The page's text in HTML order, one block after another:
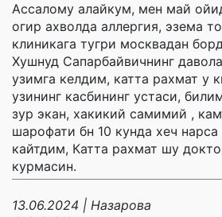
Ассалому алайкум, мен май
огир ахволда аллергия, эзема
клиникага тугри москвадан
Хушнуд Сапарбайвичнинг
узимга келдим, катта рахмат у
узининг касбининг устаси,
зур экан, хакикий самимий ,
шарофати бн 10 кунда хеч нарса
кайтдим, Катта рахмат шу
курмасин.
13.06.2024 | Назарова